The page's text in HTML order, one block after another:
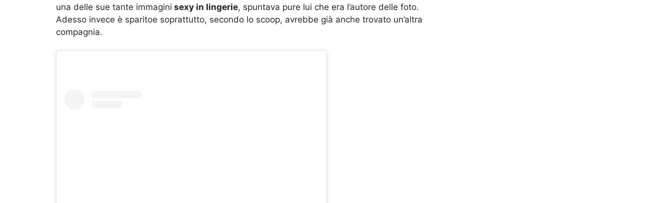
una delle sue tante immagini sexy in lingerie, spuntava pure lui che era l’autore delle foto.
Adesso invece è sparitoe soprattutto, secondo lo scoop, avrebbe già anche trovato un’altra
compagnia.